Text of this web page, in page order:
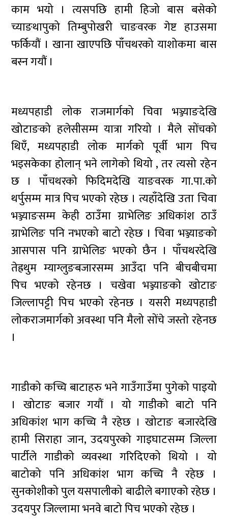
काम भयो । त्यसपछि हामी हिजो बास बसेको
च्याङथापुको तिम्बुपोखरी चाङवरक गेष्ट हाउसमा
फर्कियौं । खाना खाएपछि पाँचथरको याशोकमा बास
बस्न गयौं ।
मध्यपहाडी लोक राजमार्गको चिवा भञ्ज्याङदेखि
खोटाङको हलेसीसम्म यात्रा गरियो । मैले सोंचको
थिएँ, मध्यपहाडी लोक मार्गको पूर्वी भाग पिच
भइसकेका होलान् भने लागेको थियो , तर त्यसो रहेन
छ । पाँचथरको फिदिमदेखि याङवरक गा.पा.को
थर्पुसम्म मात्र पिच भएको रहेछ । त्यहाँदेखि उता चिवा
भञ्ज्याङसम्म केही ठाउँमा ग्राभेलिङ अधिकांश ठाउँ
ग्राभेलिङ पनि नभएको बाटो रहेछ । चिवा भञ्ज्याङको
आसपास पनि ग्राभेलिङ भएको छैन । पाँचथरदेखि
तेह्रथुम म्याग्लुङबजारसम्म आउँदा पनि बीचबीचमा
पिच भएको रहेनछ । चखेवा भञ्ज्याङको खोटाङ
जिल्लापट्टी पिच भएको रहेनछ । यसरी मध्यपहाडी
लोकराजमार्गको अवस्था पनि मैलो सोंचे जस्तो रहेनछ
।
गाडीको कच्चि बाटाहरु भने गाउँगाउँमा पुगेको पाइयो
। खोटाङ बजार गयौं । यो गाडीको बाटो पनि
अधिकांश भाग कच्चि नै रहेछ । खोटाङ बजारदेखि
हामी सिराहा जान, उदयपुरको गाइघाटसम्म जिल्ला
पार्टीले गाडीको व्यवस्था गरिदिएको थियो । यो
बाटोको पनि अधिकांश भाग कच्चि नै रहेछ ।
सुनकोशीको पुल यसपालीको बाढीले बगाएको रहेछ ।
उदयपुर जिल्लामा भनवे बाटो पिच भएको रहेछ ।